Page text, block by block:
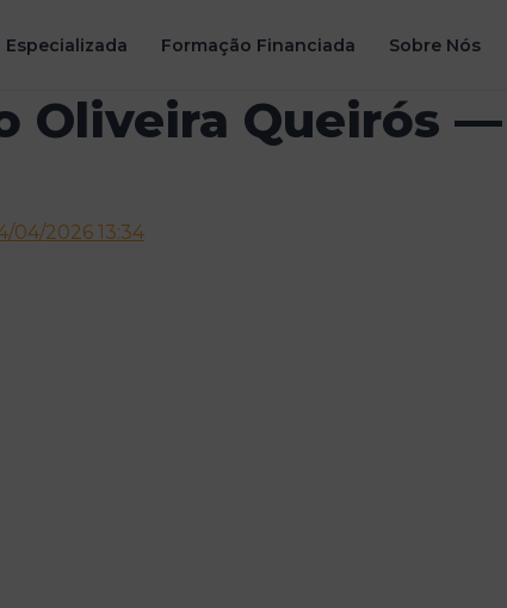
Especializada Formação Financiada Sobre Nós
Oliveira Queirós —
04/2026 13:34